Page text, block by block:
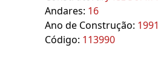
Andares: 16
Ano de Construção: 1991
Código: 113990